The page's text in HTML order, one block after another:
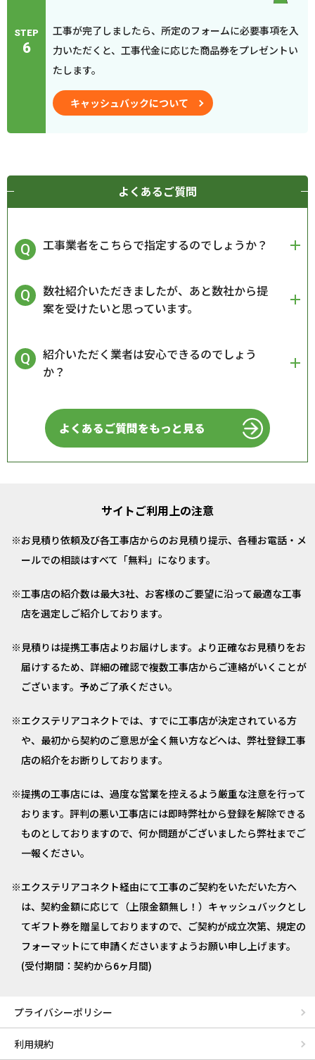
STEP
6
工事が完了しましたら、所定のフォームに必要事項を入
力いただくと、工事代金に応じた商品券をプレゼントい
たします。
キャッシュバックについて
よくあるご質問
工事業者をこちらで指定するのでしょうか？
数社紹介いただきましたが、あと数社から提
案を受けたいと思っています。
紹介いただく業者は安心できるのでしょう
か？
よくあるご質問をもっと見る
サイトご利用上の注意
お見積り依頼及び各工事店からのお見積り提示、各種お電話・メ
ールでの相談はすべて「無料」になります。
工事店の紹介数は最大3社、お客様のご要望に沿って最適な工事
店を選定しご紹介しております。
見積りは提携工事店よりお届けします。より正確なお見積りをお
届けするため、詳細の確認で複数工事店からご連絡がいくことが
ございます。予めご了承ください。
エクステリアコネクトでは、すでに工事店が決定されている方
や、最初から契約のご意思が全く無い方などへは、弊社登録工事
店の紹介をお断りしております。
提携の工事店には、過度な営業を控えるよう厳重な注意を行って
おります。評判の悪い工事店には即時弊社から登録を解除できる
ものとしておりますので、何か問題がございましたら弊社までご
一報ください。
エクステリアコネクト経由にて工事のご契約をいただいた方へ
は、契約金額に応じて（上限金額無し！）キャッシュバックとし
てギフト券を贈呈しておりますので、ご契約が成立次第、規定の
フォーマットにて申請くださいますようお願い申し上げます。
(受付期間：契約から6ヶ月間)
プライバシーポリシー
利用規約